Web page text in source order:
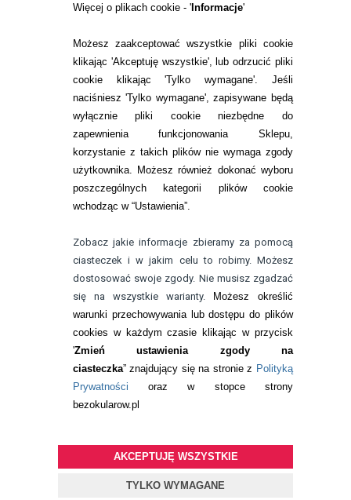
Więcej o plikach cookie - 'Informacje'
Możesz zaakceptować wszystkie pliki cookie
klikając 'Akceptuję wszystkie', lub odrzucić pliki
cookie klikając 'Tylko wymagane'. Jeśli
naciśniesz 'Tylko wymagane', zapisywane będą
wyłącznie pliki cookie niezbędne do
zapewnienia funkcjonowania Sklepu,
korzystanie z takich plików nie wymaga zgody
użytkownika. Możesz również dokonać wyboru
poszczególnych kategorii plików cookie
wchodząc w “Ustawienia”.
Zobacz jakie informacje zbieramy za pomocą
ciasteczek i w jakim celu to robimy. Możesz
dostosować swoje zgody. Nie musisz zgadzać
się na wszystkie warianty.
Możesz określić
warunki przechowywania lub dostępu do plików
cookies w każdym czasie klikając w przycisk
'Zmień ustawienia zgody na
ciasteczka” znajdujący się na stronie z Polityką
Prywatności oraz w stopce strony
bezokularow.pl
AKCEPTUJĘ WSZYSTKIE
TYLKO WYMAGANE
RANKINGI SOCZEWEK
SOCZEWKI KOLOROWE
Zwrot (odstąpienie od umowy)
ZMIEŃ USTAWIENIA ZGODY NA CIASTECZKA
KONTAKT
telefon:
22 113 44 42
telefon:
732 08 08 72
kontakt@bezokularow.pl
BEZOKULARÓW.PL | soczewki kontaktowe i płyny